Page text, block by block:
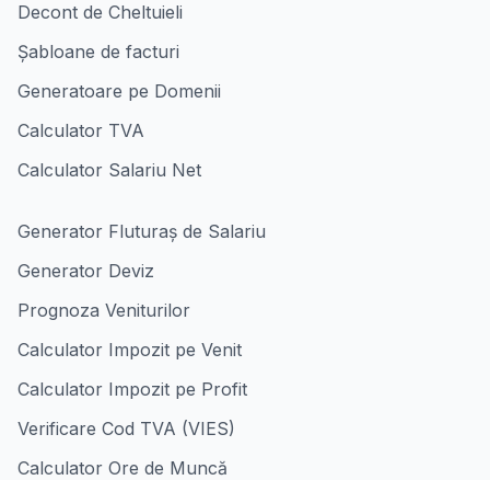
Decont de Cheltuieli
Șabloane de facturi
Generatoare pe Domenii
Calculator TVA
Calculator Salariu Net
Generator Fluturaș de Salariu
Generator Deviz
Prognoza Veniturilor
Calculator Impozit pe Venit
Calculator Impozit pe Profit
Verificare Cod TVA (VIES)
Calculator Ore de Muncă